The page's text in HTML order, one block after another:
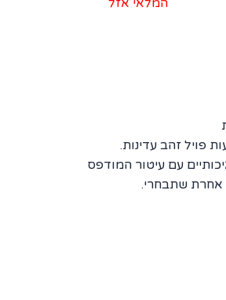
פויל זהב עדינות.
אחרת שתבחרי.